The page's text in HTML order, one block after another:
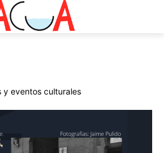
y eventos culturales